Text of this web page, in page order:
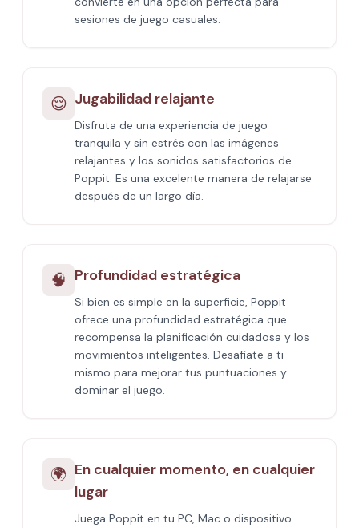
sesiones de juego casuales.
😌 Jugabilidad relajante
Disfruta de una experiencia de juego
tranquila y sin estrés con las imágenes
relajantes y los sonidos satisfactorios de
Poppit​. Es una excelente manera de relajarse
después de un largo día.
🧠 Profundidad estratégica
Si bien es simple en la superficie, Poppit​
ofrece una profundidad estratégica que
recompensa la planificación cuidadosa y los
movimientos inteligentes. Desafíate a ti
mismo para mejorar tus puntuaciones y
dominar el juego.
🌍 En cualquier momento, en cualquier
lugar
Juega Poppit​ en tu PC, Mac o dispositivo